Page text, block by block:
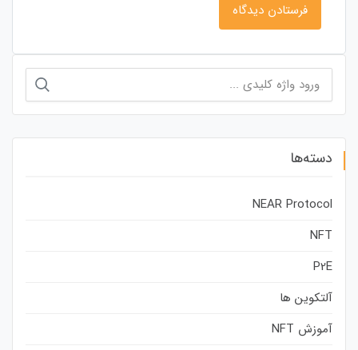
برای:
دسته‌ها
NEAR Protocol
NFT
P2E
آلتکوین ها
آموزش NFT